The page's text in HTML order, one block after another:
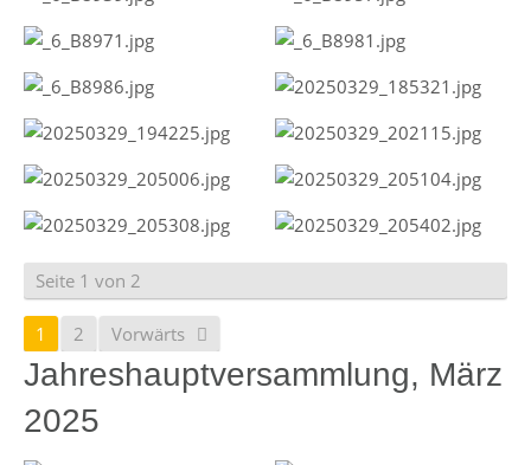
Seite 1 von 2
1 2 Vorwärts
Jahreshauptversammlung, März
2025